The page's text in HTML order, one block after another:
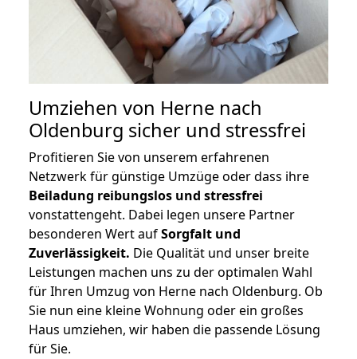
Umziehen von Herne nach
Oldenburg sicher und stressfrei
Profitieren Sie von unserem erfahrenen
Netzwerk für günstige Umzüge oder dass ihre
Beiladung reibungslos und stressfrei
vonstattengeht. Dabei legen unsere Partner
besonderen Wert aufSorgfalt und
Zuverlässigkeit. Die Qualität und unser breite
Leistungen machen uns zu der optimalen Wahl
für Ihren Umzug von Herne nach Oldenburg. Ob
Sie nun eine kleine Wohnung oder ein großes
Haus umziehen, wir haben die passende Lösung
für Sie.